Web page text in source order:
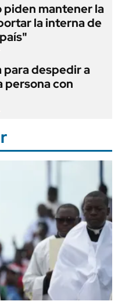
mantener la
la interna de
para despedir a
persona con